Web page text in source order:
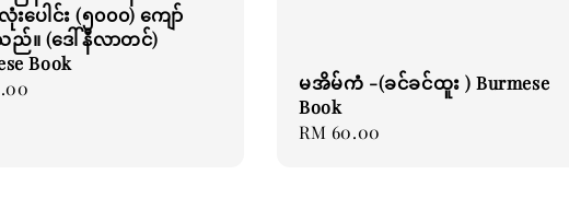
းပေါင်း (၅၀၀၀) ကျော်
ည်။ (ဒေါ်နီလာတင်)
Book
မအိမ်ကံ -(ခင်ခင်ထူး ) Burmese
Book
Regular
RM 60.00